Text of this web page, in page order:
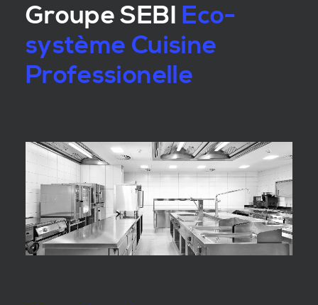
Groupe SEBI Eco-
système Cuisine
Professionelle